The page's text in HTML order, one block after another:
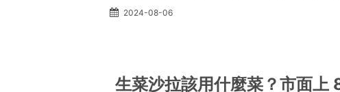
2024-08-06
生菜沙拉該用什麼菜？市面上